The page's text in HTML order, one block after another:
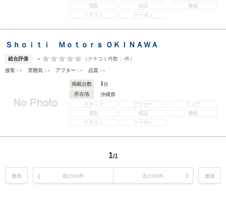
買取
保証
整備
クチコミ
クーポン
Ｓｈｏｉｔｉ Ｍｏｔｏｒｓ ＯＫＩＮＡＷＡ
総合評価 - （クチコミ件数： -件）
接客：- 雰囲気：- アフター：- 品質：-
掲載台数 1台
所在地
沖縄県
スタッフ
アフター
フェア
買取
保証
整備
クチコミ
クーポン
1/1
最初 前の20件 次の20件 最後